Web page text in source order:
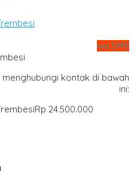
via SMS
kontak di bawah
ini:
Rp 24.500.000